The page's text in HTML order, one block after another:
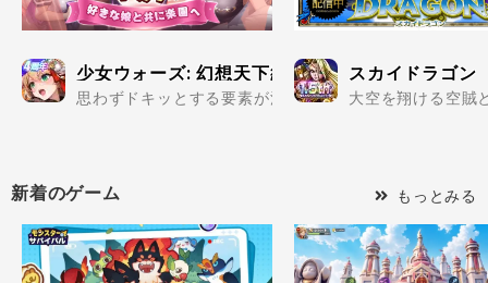
少女ウォーズ: 幻想天下統一戦
思わずドキッとする要素が満載の美少女だらけで楽し
スカイドラゴン
大空を翔ける空賊
新着のゲーム もっとみる